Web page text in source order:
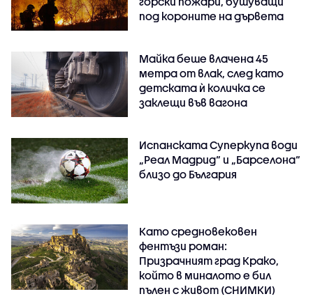
под короните на дървета
Майка беше влачена 45
метра от влак, след като
детската ѝ количка се
заклещи във вагона
Испанската Суперкупа води
„Реал Мадрид“ и „Барселона“
близо до България
Като средновековен
фентъзи роман:
Призрачният град Крако,
който в миналото е бил
пълен с живот (СНИМКИ)